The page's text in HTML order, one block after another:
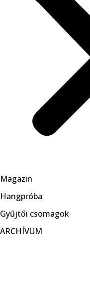
Magazin
Hangpróba
Gyűjtői csomagok
ARCHÍVUM